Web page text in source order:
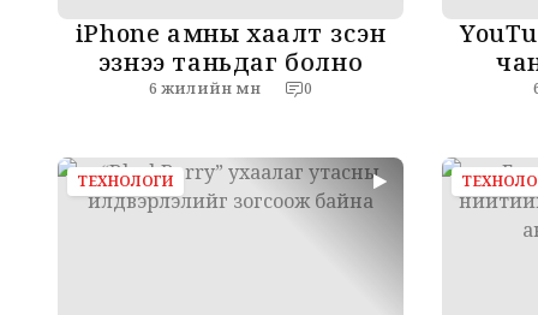
iPhone амны хаалт зүүсэн
эзнээ таньдаг болно
6 жилийн өмнө 0
ТЕХНОЛОГИ